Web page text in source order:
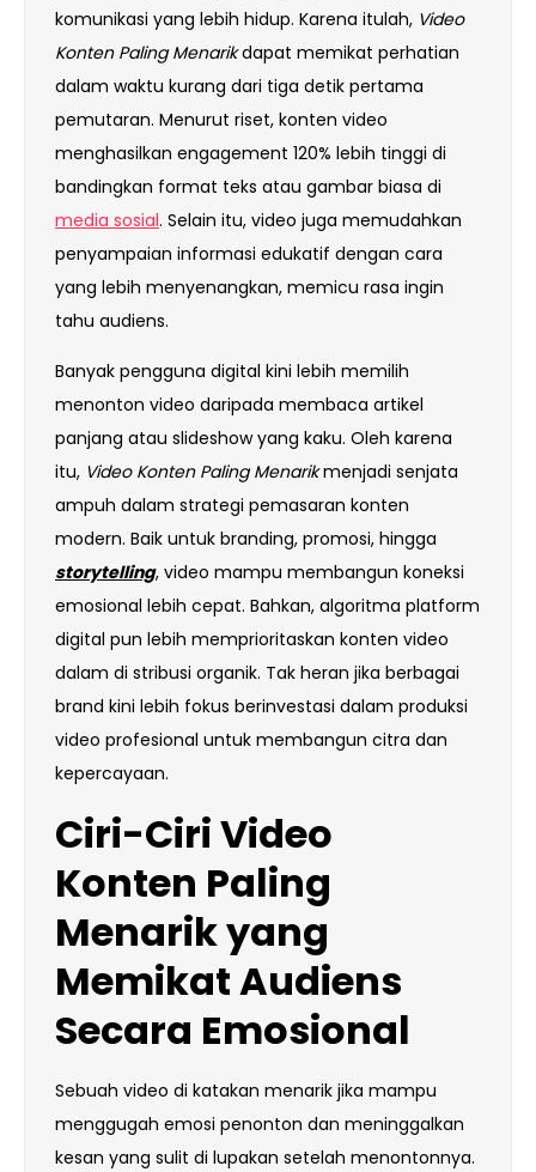
komunikasi yang lebih hidup. Karena itulah, Video
Konten Paling Menarikdapat memikat perhatian
dalam waktu kurang dari tiga detik pertama
pemutaran. Menurut riset, konten video
menghasilkan engagement 120% lebih tinggi di
bandingkan format teks atau gambar biasa di
media sosial. Selain itu, video juga memudahkan
penyampaian informasi edukatif dengan cara
yang lebih menyenangkan, memicu rasa ingin
tahu audiens.
Banyak pengguna digital kini lebih memilih
menonton video daripada membaca artikel
panjang atau slideshow yang kaku. Oleh karena
itu, Video Konten Paling Menarikmenjadi senjata
ampuh dalam strategi pemasaran konten
modern. Baik untuk branding, promosi, hingga
storytelling, video mampu membangun koneksi
emosional lebih cepat. Bahkan, algoritma platform
digital pun lebih memprioritaskan konten video
dalam di stribusi organik. Tak heran jika berbagai
brand kini lebih fokus berinvestasi dalam produksi
video profesional untuk membangun citra dan
kepercayaan.
Ciri-CiriVideo
Konten Paling
Menarikyang
Memikat Audiens
Secara Emosional
Sebuah video di katakan menarik jika mampu
menggugah emosi penonton dan meninggalkan
kesan yang sulit di lupakan setelah menontonnya.